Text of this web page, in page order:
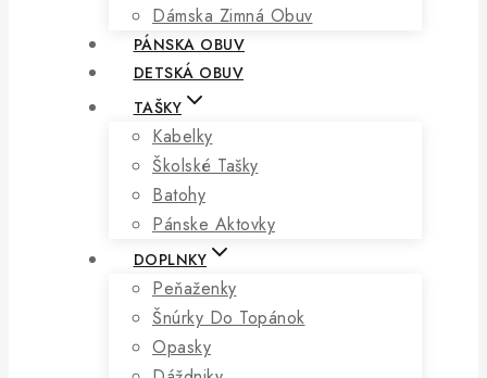
Dámska Zimná Obuv
PÁNSKA OBUV
DETSKÁ OBUV
TAŠKY
Kabelky
Školské Tašky
Batohy
Pánske Aktovky
DOPLNKY
Peňaženky
Šnúrky Do Topánok
Opasky